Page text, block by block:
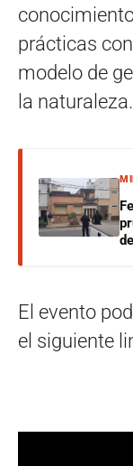
prácticas
modelo de
la naturaleza.
El evento
el siguiente